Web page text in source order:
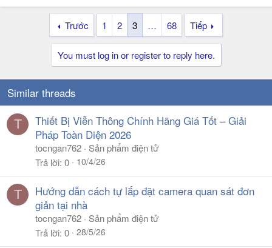
Trước 1 2 3 … 68 Tiếp
You must log in or register to reply here.
Similar threads
T
Thiết Bị Viễn Thông Chính Hãng Giá Tốt – Giải
Pháp Toàn Diện 2026
tocngan762
Sản phẩm điện tử
Trả lời 0 10/4/26
T
Hướng dẫn cách tự lắp đặt camera quan sát đơn
giản tại nhà
tocngan762
Sản phẩm điện tử
Trả lời 0 28/5/26